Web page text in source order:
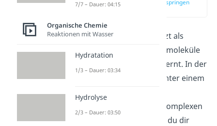
zur Stelle im Video springen
Du hast das
jetzt als
Grundbaustein für Makromoleküle
bzw. Polymere kennengelernt. In der
Biochemie verstehst du unter einem
Monomer aber auch eine
von einem komplexen
Molekül. Darunter kannst du dir
7/7 – Dauer: 04:15
Organische Chemie
Reaktionen mit Wasser
Hydratation
1/3 – Dauer: 03:34
Hydrolyse
2/3 – Dauer: 03:50